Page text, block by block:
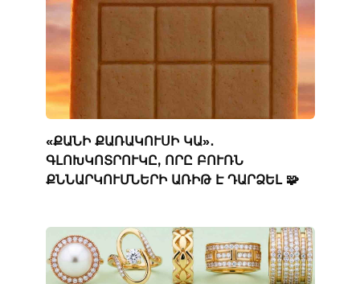
«ՔԱՆԻ ՔԱՌԱԿՈՒՍԻ ԿԱ»․
ԳԼՈԽԿՈՏՐՈՒԿԸ, ՈՐԸ ԲՈՒՌՆ
ՔՆՆԱՐԿՈՒՄՆԵՐԻ ԱՌԻԹ Է ԴԱՐՁԵԼ 🧩